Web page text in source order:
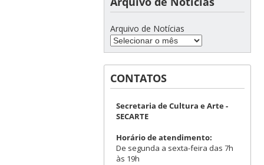
Arquivo de Notícias
CONTATOS
Secretaria de Cultura e Arte -
SECARTE
Horário de atendimento:
De segunda a sexta-feira das 7h
às 19h